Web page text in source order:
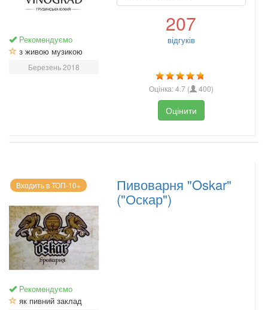
Рекомендуємо
з живою музикою
Березень 2018
207
відгуків
Оцінка:4.7 ( 400)
Оцінити
Входить в ТОП-10+
Рекомендуємо
як пивний заклад
Пивоварня "Oskar"
("Оскар")